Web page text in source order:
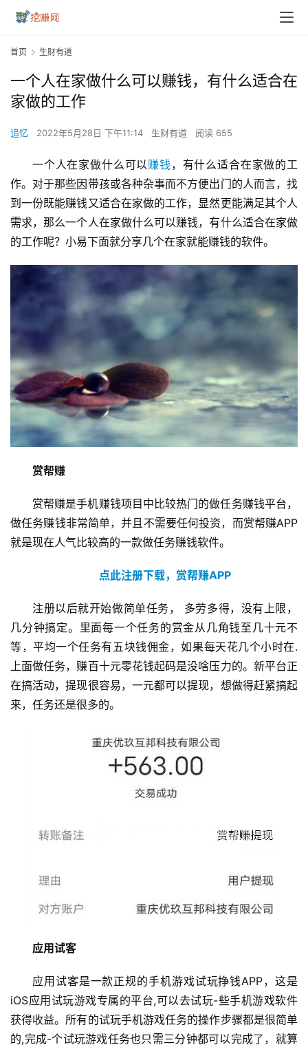
首页 生财有道
一个人在家做什么可以赚钱，有什么适合在
家做的工作
追忆 2022年5月28日 下午11:14 生财有道 阅读 655
一个人在家做什么可以赚钱，有什么适合在家做的工
作。对于那些因带孩或各种杂事而不方便出门的人而言，找
到一份既能赚钱又适合在家做的工作，显然更能满足其个人
需求，那么一个人在家做什么可以赚钱，有什么适合在家做
的工作呢？小易下面就分享几个在家就能赚钱的软件。
赏帮赚
赏帮赚是手机赚钱项目中比较热门的做任务赚钱平台，
做任务赚钱非常简单，并且不需要任何投资，而赏帮赚APP
就是现在人气比较高的一款做任务赚钱软件。
点此注册下载，赏帮赚APP
注册以后就开始做简单任务， 多劳多得，没有上限，
几分钟搞定。里面每一个任务的赏金从几角钱至几十元不
等，平均一个任务有五块钱佣金，如果每天花几个小时在.
上面做任务，赚百十元零花钱起码是没啥压力的。新平台正
在搞活动，提现很容易，一元都可以提现，想做得赶紧搞起
来，任务还是很多的。
应用试客
应用试客是一款正规的手机游戏试玩挣钱APP，这是
iOS应用试玩游戏专属的平台,可以去试玩-些手机游戏软件
获得收益。所有的试玩手机游戏任务的操作步骤都是很简单
的,完成-个试玩游戏任务也只需三分钟都可以完成了，就算